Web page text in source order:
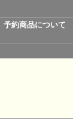
予約商品について